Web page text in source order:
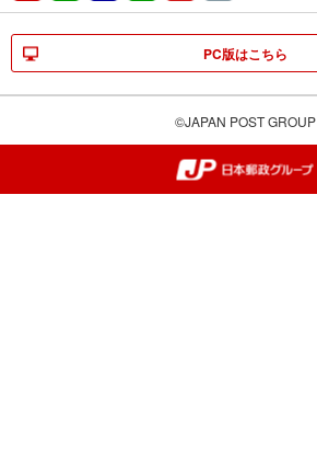
PC版はこちら
©JAPAN POST GROUP